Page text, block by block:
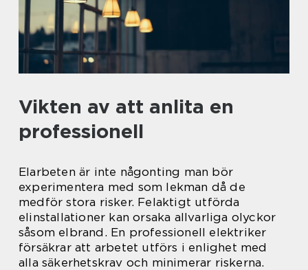
Vikten av att anlita en
professionell
Elarbeten är inte någonting man bör
experimentera med som lekman då de
medför stora risker. Felaktigt utförda
elinstallationer kan orsaka allvarliga olyckor
såsom elbrand. En professionell elektriker
försäkrar att arbetet utförs i enlighet med
alla säkerhetskrav och minimerar riskerna.